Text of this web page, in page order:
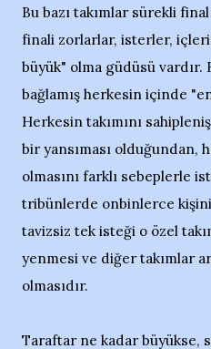
Bu bazı takımlar sürekli
finali zorlarlar, isterler,
büyük" olma güdüsü vardır.
bağlamış herkesin içinde
Herkesin takımını
bir yansıması olduğundan,
olmasını farklı sebeplerle
tribünlerde onbinlerce kişinin
tavizsiz tek isteği o özel
yenmesi ve diğer takımlar
olmasıdır.
Taraftar ne kadar büyükse,